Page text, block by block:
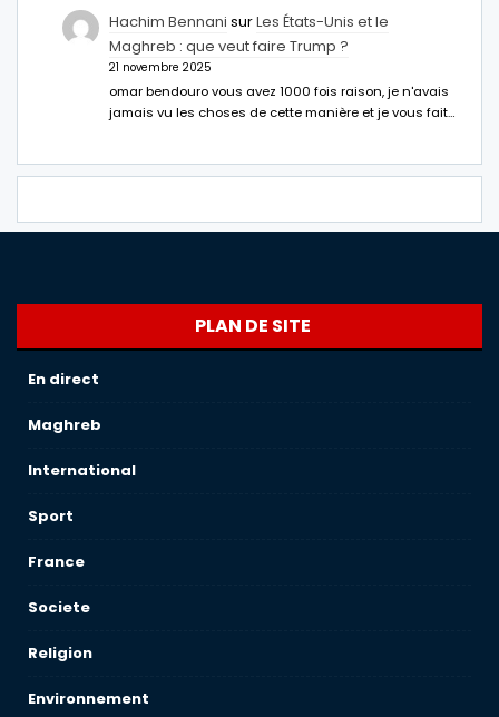
Hachim Bennani surLes États-Unis et le
Maghreb : que veut faire Trump ?
21 novembre 2025
omar bendouro vous avez 1000 fois raison, je n'avais
jamais vu les choses de cette manière et je vous fait…
PLAN DE SITE
En direct
Maghreb
International
Sport
France
Societe
Religion
Environnement